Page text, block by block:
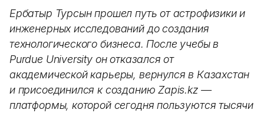
Ербатыр Турсын прошел путь от астрофизики и
инженерных исследований до создания
технологического бизнеса. После учебы в
Purdue University он отказался от
академической карьеры, вернулся в Казахстан
и присоединился к созданию Zapis.kz —
платформы, которой сегодня пользуются тысячи